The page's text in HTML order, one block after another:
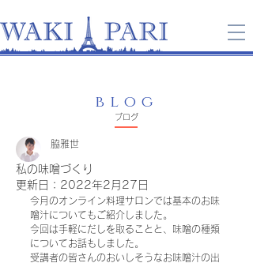
blog
​ブログ
私の味噌づくり
脇雅世
更新日： 2022年2月27日
今月のオンライン料理サロンでは基本のお味
噌汁についてもご紹介しました。
今回は手軽にだしを取ることと、味噌の種類
についてお話もしました。
受講者の皆さんのおいしそうなお味噌汁の出